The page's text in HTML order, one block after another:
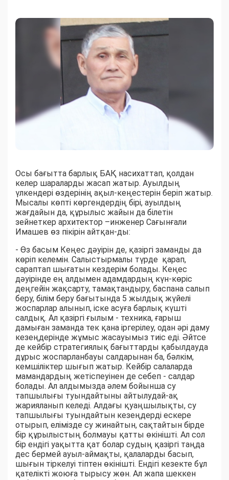
Осы бағытта барлық БАҚ насихаттап, қолдан
келер шараларды жасап жатыр. Ауылдың
үлкендері өздерінің ақыл-кеңестерін беріп жатыр.
Мысалы көпті көргендердің бірі, ауылдың
жағдайын да, құрылыс жайын да білетін
зейнеткер архитектор –инженер Сағынғали
Имашев өз пікірін айтқан-ды:
- Өз басым Кеңес дәуірін де, қазіргі заманды да
көріп келемін. Салыстырмалы түрде қарап,
сараптап шығатын кездерім болады. Кеңес
дәуірінде ең алдымен адамдардың күн-көріс
деңгейін жақсарту, тамақтандыру, баспана салып
беру, білім беру бағытында 5 жылдық жүйелі
жоспарлар алынып, іске асуға барлық күшті
салдық. Ал қазіргі ғылым - техника, ғарыш
дамыған заманда тек қана іргерілеу, одан әрі даму
кезеңдерінде жұмыс жасауымыз тиіс еді. Әйтсе
де кейбір стратегиялық бағыттарды қабылдауда
дұрыс жоспарланбауы салдарынан ба, бәлкім,
кемшіліктер шығып жатыр. Кейбір салаларда
мамандардың жетіспеуінен де себеп - салдар
болады. Ал алдымызда әлем бойынша су
тапшылығы туындайтыны айтылудай-ақ
жарияланып келеді. Алдағы қуаңшылықты, су
тапшылығы туындайтын кезеңдерді ескере
отырып, елімізде су жинайтын, сақтайтын бірде
бір құрылыстың болмауы қатты өкінішті. Ал сол
бір ендігі уақытта қат болар судың қазіргі таңда
дес бермей ауыл-аймақты, қалаларды басып,
шығын тіркелуі тіптен өкінішті. Ендігі кезекте бұл
қателікті жоюға тырысу жөн. Ал жапа шеккен